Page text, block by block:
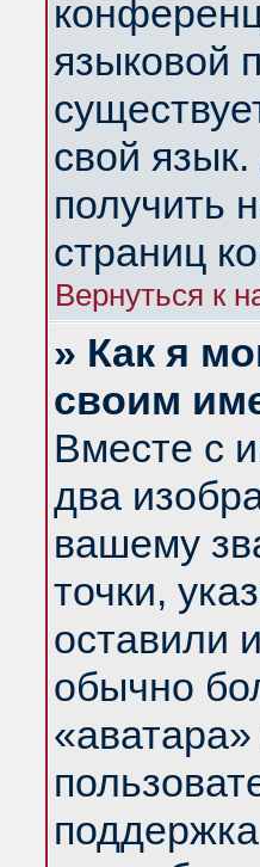
языковой
свой
получить
страниц
Вернуться к
» Как я
своим
Вместе с
два
вашему
точки,
оставили
обычно